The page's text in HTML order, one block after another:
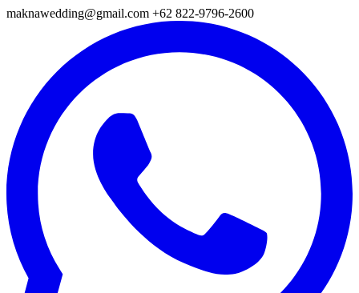
maknawedding@gmail.com +62 822-9796-2600